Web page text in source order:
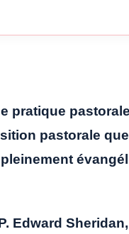
pratique
pastorale
Edward